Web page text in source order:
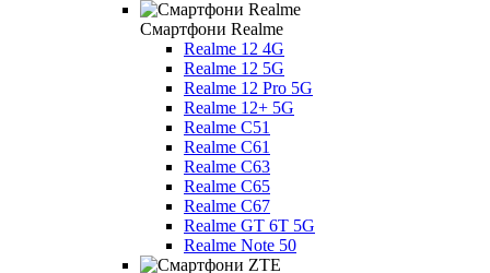
Смартфони Realme
Realme 12 4G
Realme 12 5G
Realme 12 Pro 5G
Realme 12+ 5G
Realme C51
Realme C61
Realme C63
Realme C65
Realme C67
Realme GT 6T 5G
Realme Note 50